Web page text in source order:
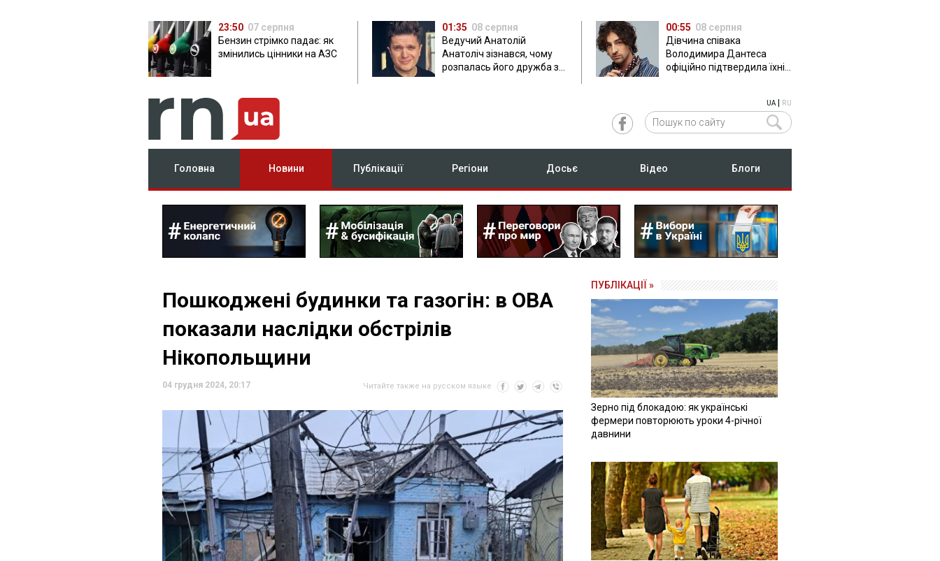
23:50 07 серпня
Бензин стрімко падає: як
змінились цінники на АЗС
01:35 08 серпня
Ведучий Анатолій
Анатоліч зізнався, чому
розпалась його дружба з
00:55 08 серпня
Дівчина співака
Володимира Дантеса
офіційно підтвердила їхні
UA| RU
Головна Новини Публікації Регіони Досьє Відео Блоги
Пошкоджені будинки та газогін: в ОВА
показали наслідки обстрілів
Нікопольщини
04 грудня 2024, 20:17 Читайте также на русском языке
ПУБЛІКАЦІЇ »
Зерно під блокадою: як українські
фермери повторюють уроки 4-річної
давнини